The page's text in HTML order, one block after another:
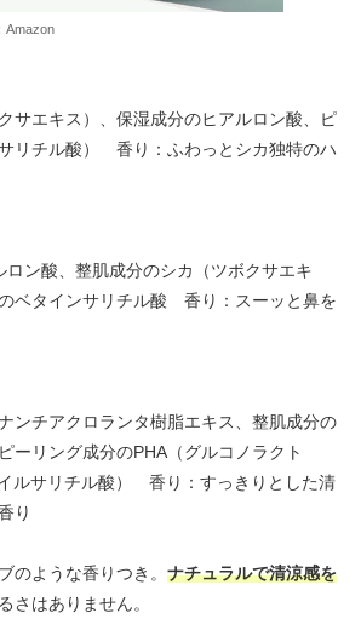
Amazon
サエキス）、保湿成分のヒアルロン酸、ピ
リチル酸） 香り：ふわっとシカ独特のハ
ン酸、整肌成分のシカ（ツボクサエキ
ベタインサリチル酸 香り：スーッと鼻を
ンチアクロランタ樹脂エキス、整肌成分の
ーリング成分のPHA（グルコノラクト
ルサリチル酸） 香り：すっきりとした清
り
のような香りつき。 ナチュラルで清涼感を
さはありません。